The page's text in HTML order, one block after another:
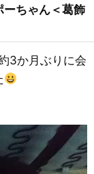
ーちゃん＜葛飾
3か月ぶりに会